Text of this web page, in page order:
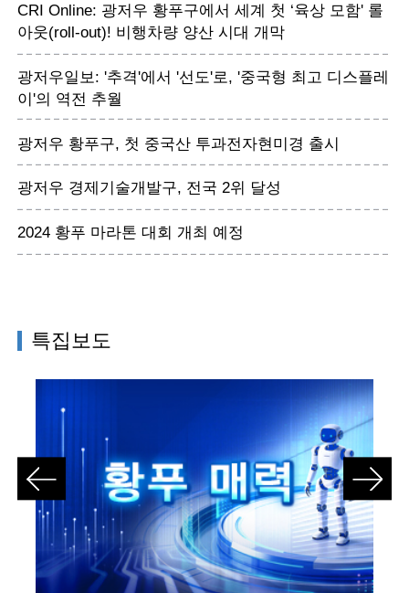
CRI Online: 광저우 황푸구에서 세계 첫 ‘육상 모함' 롤
아웃(roll-out)! 비행차량 양산 시대 개막
광저우일보: '추격'에서 '선도'로, '중국형 최고 디스플레
이'의 역전 추월
광저우 황푸구, 첫 중국산 투과전자현미경 출시
광저우 경제기술개발구, 전국 2위 달성
2024 황푸 마라톤 대회 개최 예정
특집보도